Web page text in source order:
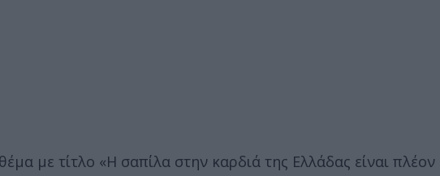
με τίτλο «Η σαπίλα στην καρδιά της Ελλάδας είναι